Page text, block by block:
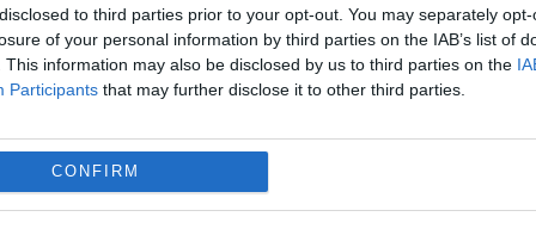
to third parties prior to your opt-out. You may separately
of your personal information by third parties on the IAB’s list of
This information may also be disclosed by us to third parties on the
Participants that may further disclose it to other third parties.
CONFIRM
şi alte entităţi pentru care Moody's a acordat
Uniunii Europene şi Europei Occidentale,
sunt afectate de modificarea metodologiei,